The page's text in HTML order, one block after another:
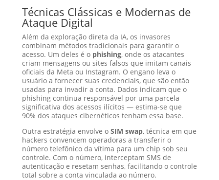
Técnicas Clássicas e Modernas de
Ataque Digital
Além da exploração direta da IA, os invasores
combinam métodos tradicionais para garantir o
acesso. Um deles é o phishing, onde os atacantes
criam mensagens ou sites falsos que imitam canais
oficiais da Meta ou Instagram. O engano leva o
usuário a fornecer suas credenciais, que são então
usadas para invadir a conta. Dados indicam que o
phishing continua responsável por uma parcela
significativa dos acessos ilícitos — estima-se que
90% dos ataques cibernéticos tenham essa base.
Outra estratégia envolve o SIM swap, técnica em que
hackers convencem operadoras a transferir o
número telefônico da vítima para um chip sob seu
controle. Com o número, interceptam SMS de
autenticação e resetam senhas, facilitando o controle
total sobre a conta vinculada ao número.